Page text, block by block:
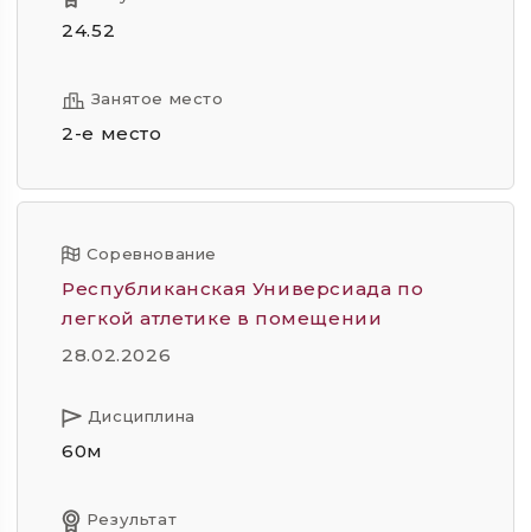
24.52
Занятое место
2-е место
Соревнование
Республиканская Универсиада по
легкой атлетике в помещении
28.02.2026
Дисциплина
60м
Результат